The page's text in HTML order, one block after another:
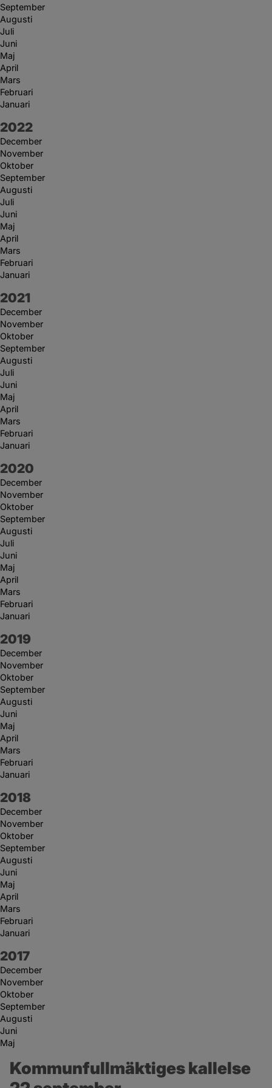
September
Augusti
Juli
Juni
Maj
April
Mars
Februari
Januari
År:
2022
December
November
Oktober
September
Augusti
Juli
Juni
Maj
April
Mars
Februari
Januari
År:
2021
December
November
Oktober
September
Augusti
Juli
Juni
Maj
April
Mars
Februari
Januari
År:
2020
December
November
Oktober
September
Augusti
Juli
Juni
Maj
April
Mars
Februari
Januari
År:
2019
December
November
Oktober
September
Augusti
Juni
Maj
April
Mars
Februari
Januari
År:
2018
December
November
Oktober
September
Augusti
Juni
Maj
April
Mars
Februari
Januari
År:
2017
December
November
Oktober
September
Augusti
Juni
Maj
Kommunfullmäktiges kallelse